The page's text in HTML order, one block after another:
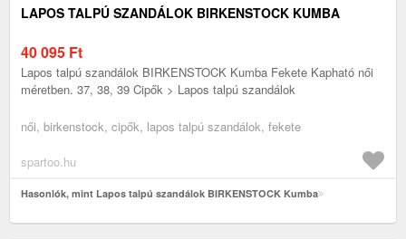
LAPOS TALPÚ SZANDÁLOK BIRKENSTOCK KUMBA
40 095 Ft
Lapos talpú szandálok BIRKENSTOCK Kumba Fekete Kapható női
méretben. 37, 38, 39 Cipők > Lapos talpú szandálok
női, birkenstock, cipők, lapos talpú szandálok, fekete
spartoo.hu
Hasonlók, mint Lapos talpú szandálok BIRKENSTOCK Kumba